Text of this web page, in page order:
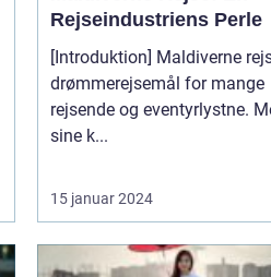
Rejseindustriens Perle
[Introduktion] Maldiverne
drømmerejsemål for mange
rejsende og eventyrlystne.
sine k...
15 januar 2024